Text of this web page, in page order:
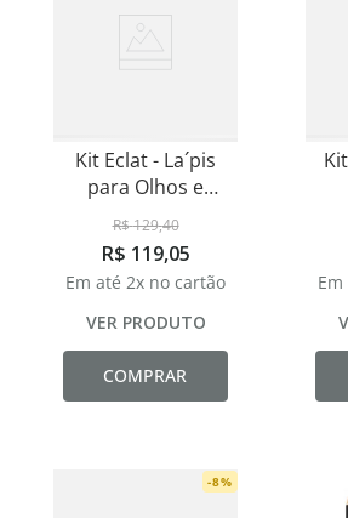
Kit Eclat - La´pis
para Olhos e
Máscara de Cílios
R$129,40
R$ 119,05
Em até 2x no cartão
VER PRODUTO
COMPRAR
-8%